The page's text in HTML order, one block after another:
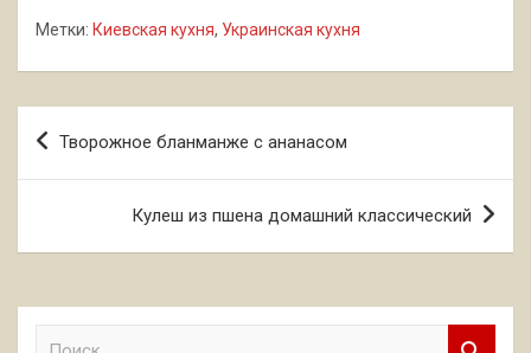
Метки: Киевская кухня, Украинская кухня
Навигация
по
Творожное бланманже с ананасом
Кулеш из пшена домашний классический